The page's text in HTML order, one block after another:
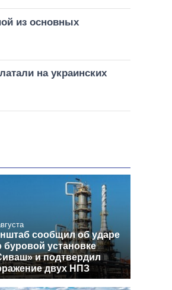
из основных
на украинских
сообщил об ударе
буровой установке
и подтвердил
двух НПЗ